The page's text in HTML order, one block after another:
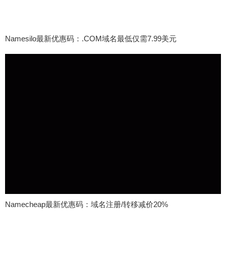
Namesilo最新优惠码：.COM域名最低仅需7.99美元
Namecheap最新优惠码：域名注册/转移减价20%